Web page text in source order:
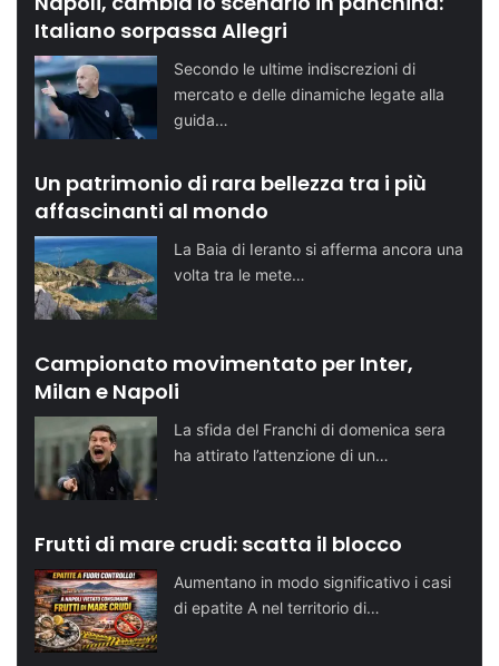
Italiano sorpassa Allegri
Secondo le ultime indiscrezioni di
mercato e delle dinamiche legate alla
guida…
Un patrimonio di rara bellezza tra i più
affascinanti al mondo
La Baia di Ieranto si afferma ancora una
volta tra le mete…
Campionato movimentato per Inter,
Milan e Napoli
La sfida del Franchi di domenica sera
ha attirato l’attenzione di un…
Frutti di mare crudi: scatta il blocco
Aumentano in modo significativo i casi
di epatite A nel territorio di…